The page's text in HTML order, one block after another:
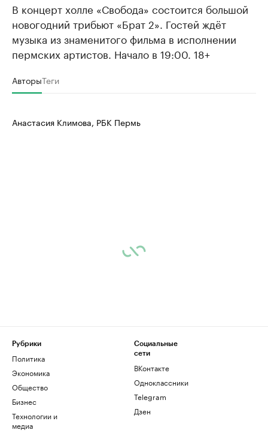
В концерт холле «Свобода» состоится большой
новогодний трибьют «Брат 2». Гостей ждёт
музыка из знаменитого фильма в исполнении
пермских артистов. Начало в 19:00. 18+
АвторыТеги
Анастасия Климова, РБК Пермь
Рубрики
Политика
Экономика
Общество
Бизнес
Технологии и
медиа
Социальные
сети
ВКонтакте
Одноклассники
Telegram
Дзен